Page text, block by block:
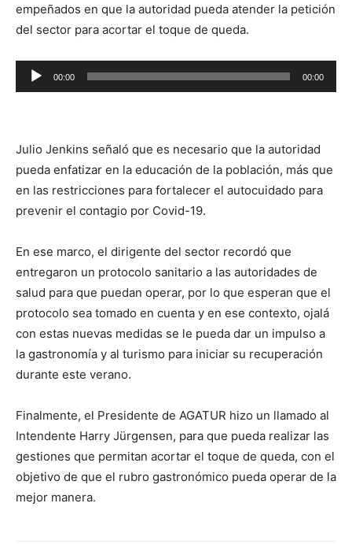
empeñados en que la autoridad pueda atender la petición
del sector para acortar el toque de queda.
Reproductor
de
00:00 00:00
Julio Jenkins señaló que es necesario que la autoridad
pueda enfatizar en la educación de la población, más que
en las restricciones para fortalecer el autocuidado para
prevenir el contagio por Covid-19.
En ese marco, el dirigente del sector recordó que
entregaron un protocolo sanitario a las autoridades de
salud para que puedan operar, por lo que esperan que el
protocolo sea tomado en cuenta y en ese contexto, ojalá
con estas nuevas medidas se le pueda dar un impulso a
la gastronomía y al turismo para iniciar su recuperación
durante este verano.
Finalmente, el Presidente de AGATUR hizo un llamado al
Intendente Harry Jürgensen, para que pueda realizar las
gestiones que permitan acortar el toque de queda, con el
objetivo de que el rubro gastronómico pueda operar de la
mejor manera.